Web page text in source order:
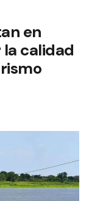
en
calidad